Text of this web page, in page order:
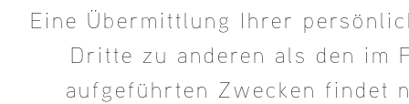
Eine Übermittlung Ihrer
Dritte zu anderen als den im
aufgeführten Zwecken findet